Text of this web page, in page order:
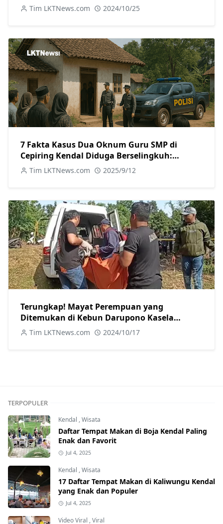
Tim LKTNews.com 2024/10/25
7 Fakta Kasus Dua Oknum Guru SMP di
Cepiring Kendal Diduga Berselingkuh:
Kronologi, Pengakuan, hingga Sanksi
Tim LKTNews.com 2025/9/12
Terungkap! Mayat Perempuan yang
Ditemukan di Kebun Darupono Kasela
Ternyata Warga Brangsong
Tim LKTNews.com 2024/10/17
TERPOPULER
Kendal ,Wisata
Daftar Tempat Makan di Boja Kendal Paling
Enak dan Favorit
Jul 4, 2025
Kendal ,Wisata
17 Daftar Tempat Makan di Kaliwungu Kendal
yang Enak dan Populer
Jul 4, 2025
Video Viral ,Viral